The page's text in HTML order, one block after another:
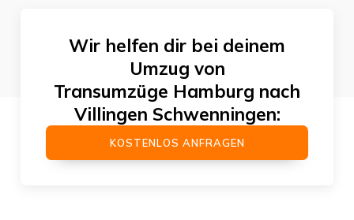
Wir helfen dir bei deinem
Umzug von
Transumzüge Hamburg nach
Villingen Schwenningen:
KOSTENLOS ANFRAGEN